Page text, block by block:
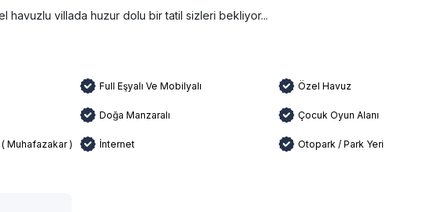
havuzlu villada huzur dolu bir tatil sizleri bekliyor...
Full Eşyalı Ve Mobilyalı Özel Havuz
Doğa Manzaralı Çocuk Oyun Alanı
( Muhafazakar ) İnternet Otopark / Park Yeri